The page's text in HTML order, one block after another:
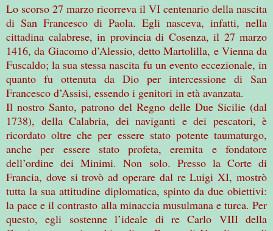
Lo scorso 27 marzo ricorreva il VI centenario della nascita
di San Francesco di Paola. Egli nasceva, infatti, nella
cittadina calabrese, in provincia di Cosenza, il 27 marzo
1416, da Giacomo d’Alessio, detto Martolilla, e Vienna da
Fuscaldo; la sua stessa nascita fu un evento eccezionale, in
quanto fu ottenuta da Dio per intercessione di San
Francesco d’Assisi, essendo i genitori in età avanzata.
Il nostro Santo, patrono del Regno delle Due Sicilie (dal
1738), della Calabria, dei naviganti e dei pescatori, è
ricordato oltre che per essere stato potente taumaturgo,
anche per essere stato profeta, eremita e fondatore
dell’ordine dei Minimi. Non solo. Presso la Corte di
Francia, dove si trovò ad operare dal re Luigi XI, mostrò
tutta la sua attitudine diplomatica, spinto da due obiettivi:
la pace e il contrasto alla minaccia musulmana e turca. Per
questo, egli sostenne l’ideale di re Carlo VIII della